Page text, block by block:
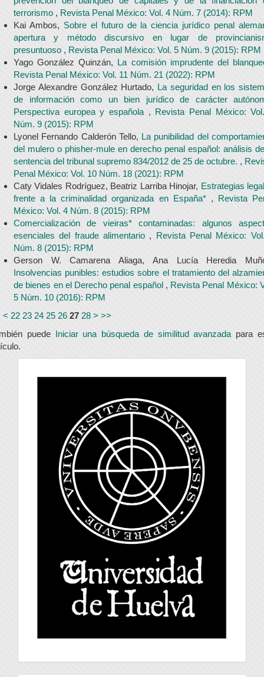
terrorismo , Revista Penal México: Vol. 4 Núm. 7 (2014): RPM
Kai Ambos, Sobre el futuro de la ciencia jurídico penal
apertura y método discursivo en lugar de
presuntuoso , Revista Penal México: Vol. 5 Núm. 9 (2015): RPM
Yago González Quinzán, La comisión imprudente del
Revista Penal México: Vol. 11 Núm. 21 (2022): RPM
Jorge Alexandre González Hurtado, La seguridad en los
de información como un bien jurídico de carácter
Perspectiva europea y española , Revista Penal México:
Núm. 9 (2015): RPM
Lyonel Fernando Calderón Tello, La punibilidad del
del mulero o phisher-mule en derecho penal español: análisis
sentencia del tribunal supremo 834/2012 de 25 de octubre. ,
Penal México: Vol. 10 Núm. 18 (2021): RPM
Caty Vidales Rodríguez, Beatriz Larriba Hinojar, Estrategias
frente a la criminalidad organizada en España* , Revista
México: Vol. 4 Núm. 8 (2015): RPM
Comercialización de vieiras* contaminadas: algunos
esenciales del fraude alimentario , Revista Penal México:
Núm. 8 (2015): RPM
Gerson W. Camarena Aliaga, Ana Lucía Heredia
Insolvencias punibles: estudios sobre el tratamiento del
de bienes en el Derecho penal español , Revista Penal México:
5 Núm. 10 (2016): RPM
< 22 23 24 25 26 27 28 > >>
puede Iniciar una búsqueda de similitud avanzada para
universidad